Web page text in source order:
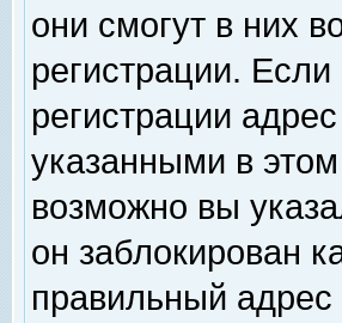
они смогут в них
регистрации.
регистрации
указанными в
возможно вы
он заблокирован
правильный